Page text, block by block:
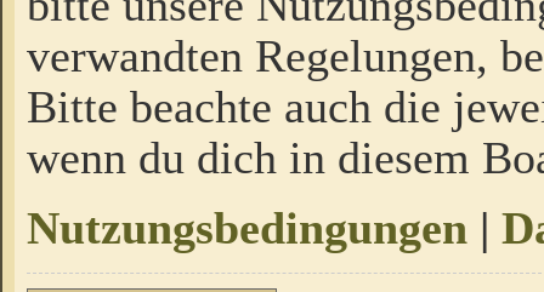
verwandten Regelungen,
Bitte beachte auch die
wenn du dich in diesem
Nutzungsbedingungen |